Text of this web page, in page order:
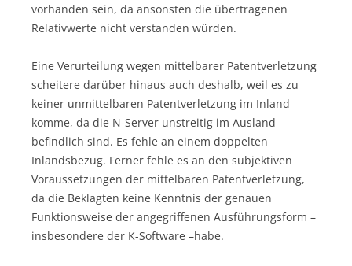
vorhanden sein, da ansonsten die übertragenen
Relativwerte nicht verstanden würden.
Eine Verurteilung wegen mittelbarer Patentverletzung
scheitere darüber hinaus auch deshalb, weil es zu
keiner unmittelbaren Patentverletzung im Inland
komme, da die N-Server unstreitig im Ausland
befindlich sind. Es fehle an einem doppelten
Inlandsbezug. Ferner fehle es an den subjektiven
Voraussetzungen der mittelbaren Patentverletzung,
da die Beklagten keine Kenntnis der genauen
Funktionsweise der angegriffenen Ausführungsform –
insbesondere der K-Software –habe.